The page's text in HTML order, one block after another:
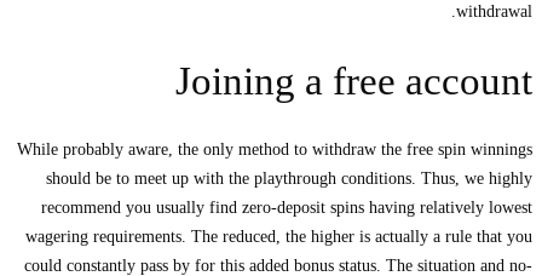
withdrawal.
Joining a free account
While probably aware, the only method to withdraw the free spin winnings
should be to meet up with the playthrough conditions. Thus, we highly
recommend you usually find zero-deposit spins having relatively lowest
wagering requirements. The reduced, the higher is actually a rule that you
could constantly pass by for this added bonus status. The situation and no-